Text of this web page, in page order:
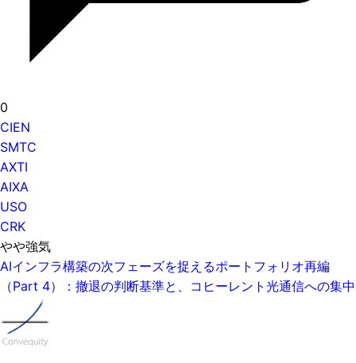
0
CIEN
SMTC
AXTI
AIXA
USO
CRK
やや強気
AIインフラ構築の次フェーズを捉えるポートフォリオ再編
（Part 4）：撤退の判断基準と、コヒーレント光通信への集中